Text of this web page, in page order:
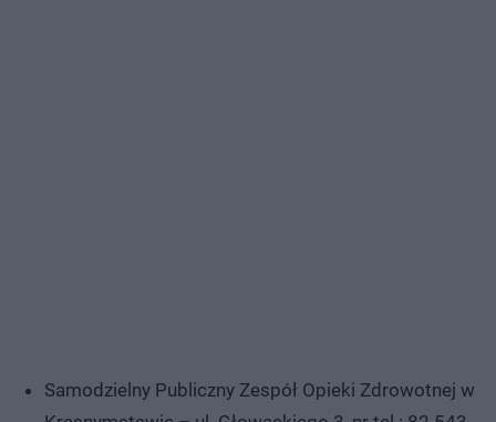
Samodzielny Publiczny Zespół Opieki Zdrowotnej w